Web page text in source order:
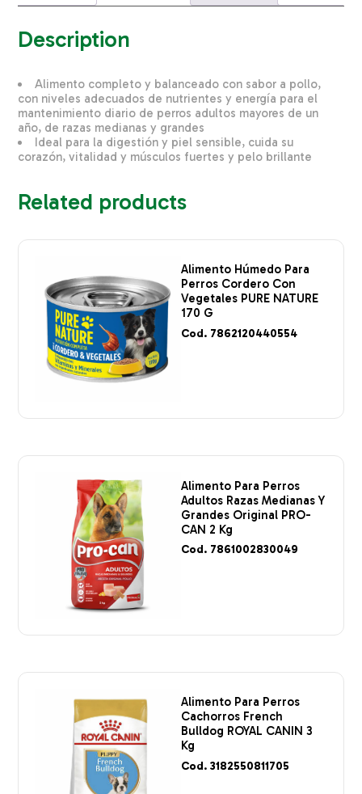
Description
Alimento completo y balanceado con sabor a pollo,
con niveles adecuados de nutrientes y energía para el
mantenimiento diario de perros adultos mayores de un
año, de razas medianas y grandes
Ideal para la digestión y piel sensible, cuida su
corazón, vitalidad y músculos fuertes y pelo brillante
Related products
Alimento Húmedo Para
Perros Cordero Con
Vegetales PURE NATURE
170 G
Cod. 7862120440554
Alimento Para Perros
Adultos Razas Medianas Y
Grandes Original PRO-
CAN 2 Kg
Cod. 7861002830049
Alimento Para Perros
Cachorros French
Bulldog ROYAL CANIN 3
Kg
Cod. 3182550811705